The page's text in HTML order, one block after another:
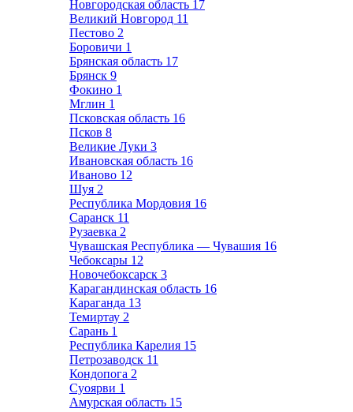
Новгородская область 17
Великий Новгород 11
Пестово 2
Боровичи 1
Брянская область 17
Брянск 9
Фокино 1
Мглин 1
Псковская область 16
Псков 8
Великие Луки 3
Ивановская область 16
Иваново 12
Шуя 2
Республика Мордовия 16
Саранск 11
Рузаевка 2
Чувашская Республика — Чувашия 16
Чебоксары 12
Новочебоксарск 3
Карагандинская область 16
Караганда 13
Темиртау 2
Сарань 1
Республика Карелия 15
Петрозаводск 11
Кондопога 2
Суоярви 1
Амурская область 15